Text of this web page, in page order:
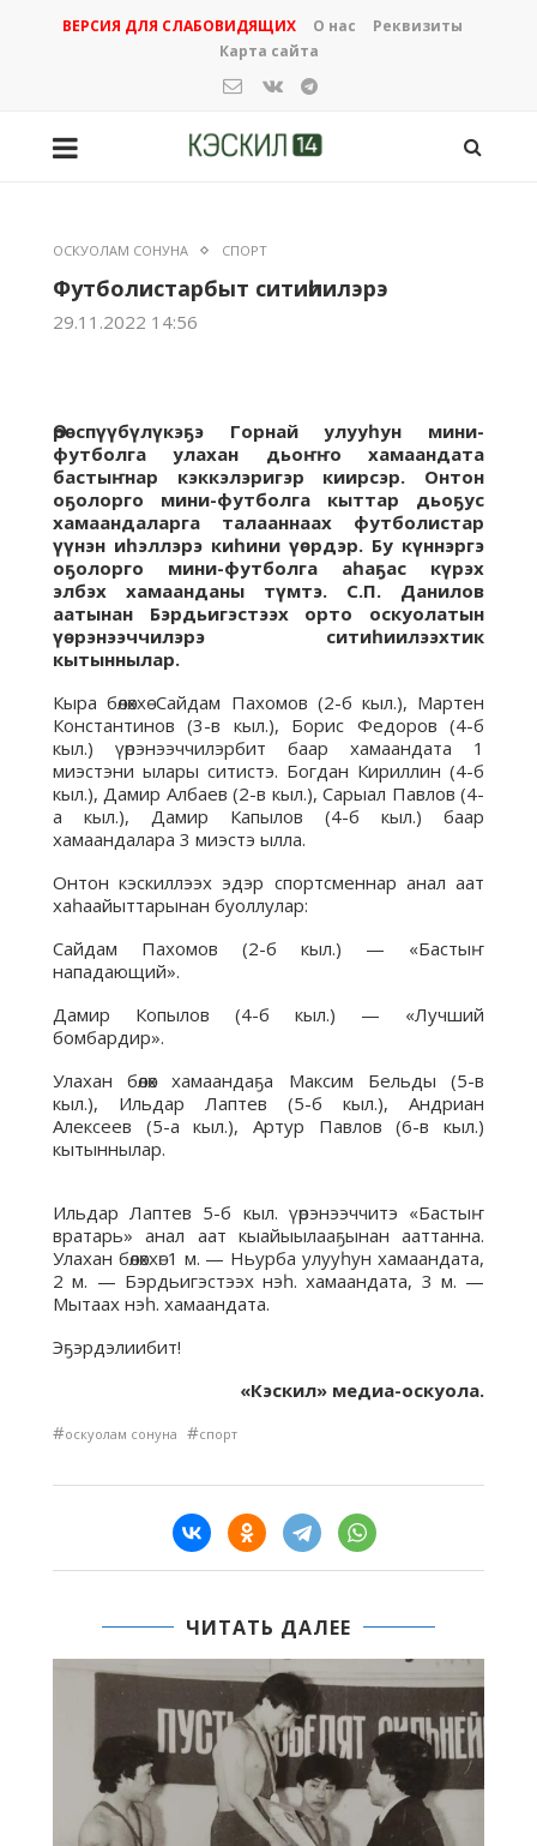
ВЕРСИЯ ДЛЯ СЛАБОВИДЯЩИХ О нас
Реквизиты
Карта сайта
ОСКУОЛАМ СОНУНА СПОРТ
Футболистарбыт ситиһиилэрэ
29.11.2022 14:56
Өрөспүүбүлүкэҕэ Горнай улууһун мини-
футболга улахан дьоҥҥо хамаандата
бастыҥнар кэккэлэригэр киирсэр. Онтон
оҕолорго мини-футболга кыттар дьоҕус
хамаандаларга талааннаах футболистар
үүнэн иһэллэрэ киһини үөрдэр. Бу күннэргэ
оҕолорго мини-футболга аһаҕас күрэх
элбэх хамаанданы түмтэ. С.П. Данилов
аатынан Бэрдьигэстээх орто оскуолатын
үөрэнээччилэрэ ситиһиилээхтик
кытыннылар.
Кыра бөлөххө Сайдам Пахомов (2-б кыл.), Мартен
Константинов (3-в кыл.), Борис Федоров (4-б
кыл.) үөрэнээччилэрбит баар хамаандата 1
миэстэни ылары ситистэ. Богдан Кириллин (4-б
кыл.), Дамир Албаев (2-в кыл.), Сарыал Павлов (4-
а кыл.), Дамир Капылов (4-б кыл.) баар
хамаандалара 3 миэстэ ылла.
Онтон кэскиллээх эдэр спортсменнар анал аат
хаһаайыттарынан буоллулар:
Сайдам Пахомов (2-б кыл.) — «Бастыҥ
нападающий».
Дамир Копылов (4-б кыл.) — «Лучший
бомбардир».
Улахан бөлөх хамаандаҕа Максим Бельды (5-в
кыл.), Ильдар Лаптев (5-б кыл.), Андриан
Алексеев (5-а кыл.), Артур Павлов (6-в кыл.)
кытыннылар.
Ильдар Лаптев 5-б кыл. үөрэнээччитэ «Бастыҥ
вратарь» анал аат кыайыылааҕынан ааттанна.
Улахан бөлөххө: 1 м. — Ньурба улууһун хамаандата,
2 м. — Бэрдьигэстээх нэһ. хамаандата, 3 м. —
Мытаах нэһ. хамаандата.
Эҕэрдэлиибит!
«Кэскил» медиа-оскуола.
#оскуолам сонуна #спорт
ЧИТАТЬ ДАЛЕЕ